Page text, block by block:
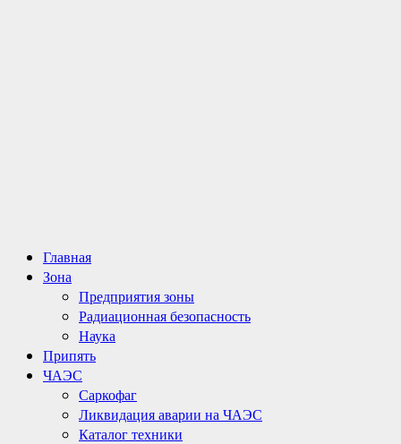
Основное
меню
Главная
Зона
Предприятия зоны
Радиационная безопасность
Наука
Припять
ЧАЭС
Саркофаг
Ликвидация аварии на ЧАЭС
Каталог техники